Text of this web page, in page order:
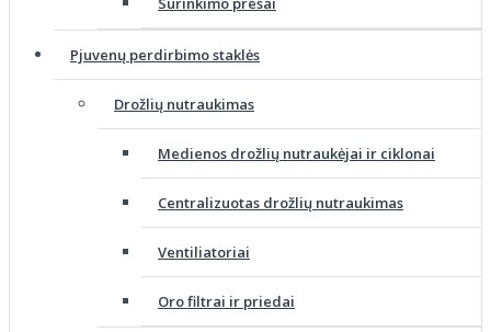
Pjuvenų perdirbimo staklės
Drožlių nutraukimas
Medienos drožlių nutraukėjai ir ciklonai
Centralizuotas drožlių nutraukimas
Ventiliatoriai
Oro filtrai ir priedai